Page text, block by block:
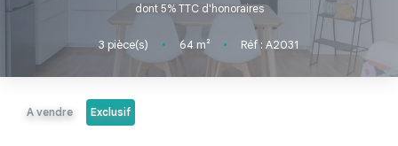
ESTIMER
dont 5% TTC d'honoraires
3pièce(s) • 64 m² • Réf : A2031
A vendre Exclusif